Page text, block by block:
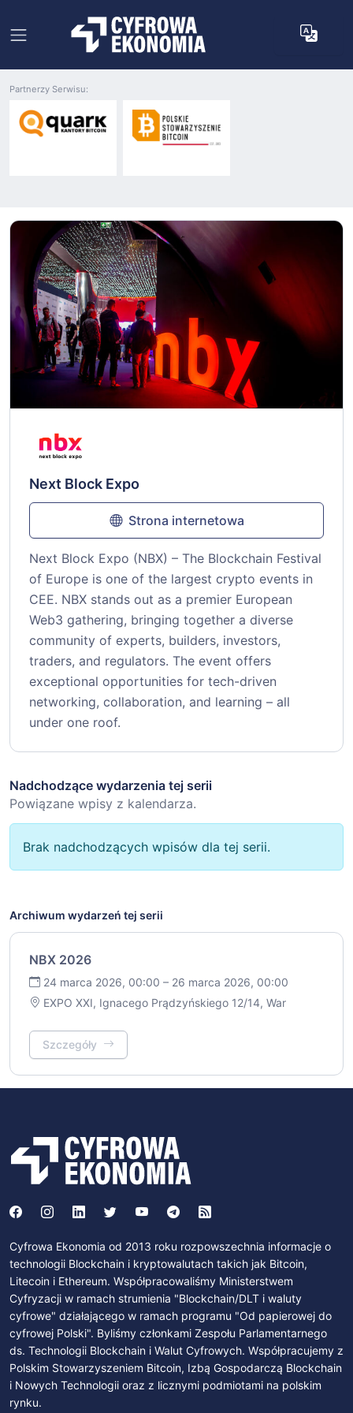
Partnerzy Serwisu:
Next Block Expo
Strona internetowa
Next Block Expo (NBX) – The Blockchain Festival
of Europe is one of the largest crypto events in
CEE. NBX stands out as a premier European
Web3 gathering, bringing together a diverse
community of experts, builders, investors,
traders, and regulators. The event offers
exceptional opportunities for tech-driven
networking, collaboration, and learning – all
under one roof.
Nadchodzące wydarzenia tej serii
Powiązane wpisy z kalendarza.
Brak nadchodzących wpisów dla tej serii.
Archiwum wydarzeń tej serii
NBX 2026
24 marca 2026, 00:00 – 26 marca 2026, 00:00
EXPO XXI, Ignacego Prądzyńskiego 12/14, War
Szczegóły
Cyfrowa Ekonomia od 2013 roku rozpowszechnia informacje o
technologii Blockchain i kryptowalutach takich jak Bitcoin,
Litecoin i Ethereum. Współpracowaliśmy Ministerstwem
Cyfryzacji w ramach strumienia "Blockchain/DLT i waluty
cyfrowe" działającego w ramach programu "Od papierowej do
cyfrowej Polski". Byliśmy członkami Zespołu Parlamentarnego
ds. Technologii Blockchain i Walut Cyfrowych. Współpracujemy z
Polskim Stowarzyszeniem Bitcoin, Izbą Gospodarczą Blockchain
i Nowych Technologii oraz z licznymi podmiotami na polskim
rynku.